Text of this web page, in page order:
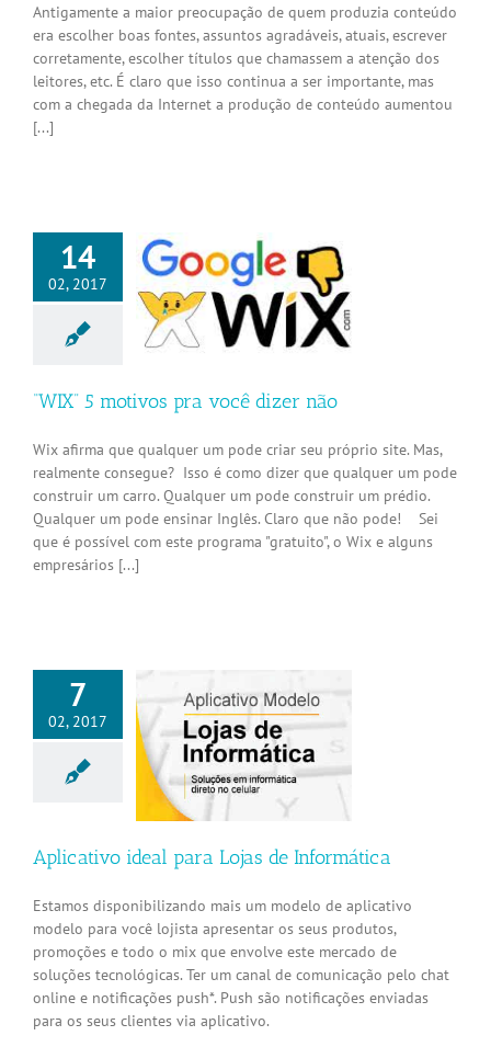
Antigamente a maior preocupação de quem produzia conteúdo
era escolher boas fontes, assuntos agradáveis, atuais, escrever
corretamente, escolher títulos que chamassem a atenção dos
leitores, etc. É claro que isso continua a ser importante, mas
com a chegada da Internet a produção de conteúdo aumentou
[...]
14
02, 2017
5 motivos pra
dizer não
“WIX” 5 motivos pra você dizer não
Wix afirma que qualquer um pode criar seu próprio site. Mas,
realmente consegue? Isso é como dizer que qualquer um pode
construir um carro. Qualquer um pode construir um prédio.
Qualquer um pode ensinar Inglês. Claro que não pode! Sei
que é possível com este programa "gratuito", o Wix e alguns
empresários [...]
7
02, 2017
Informática
Aplicativo ideal para Lojas de Informática
Estamos disponibilizando mais um modelo de aplicativo
modelo para você lojista apresentar os seus produtos,
promoções e todo o mix que envolve este mercado de
soluções tecnológicas. Ter um canal de comunicação pelo chat
online e notificações push*. Push são notificações enviadas
para os seus clientes via aplicativo.